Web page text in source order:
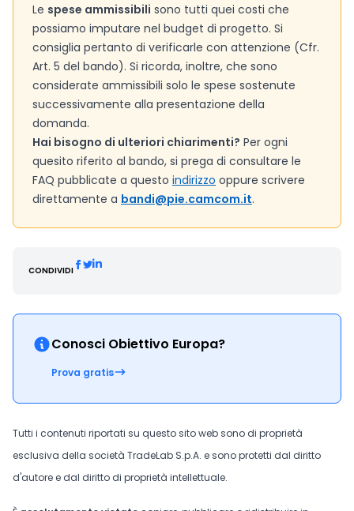
Le spese ammissibili sono tutti quei costi che
possiamo imputare nel budget di progetto. Si
consiglia pertanto di verificarle con attenzione (Cfr.
Art. 5 del bando). Si ricorda, inoltre, che sono
considerate ammissibili solo le spese sostenute
successivamente alla presentazione della
domanda.
Hai bisogno di ulteriori chiarimenti? Per ogni
quesito riferito al bando, si prega di consultare le
FAQ pubblicate a questo indirizzo oppure scrivere
direttamente a bandi@pie.camcom.it.
CONDIVIDI
Conosci Obiettivo Europa?
Prova gratis
Tutti i contenuti riportati su questo sito web sono di proprietà
esclusiva della società TradeLab S.p.A. e sono protetti dal diritto
d'autore e dal diritto di proprietà intellettuale.